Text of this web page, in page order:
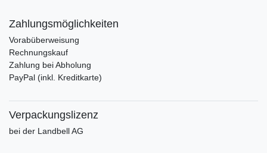
Zahlungsmöglichkeiten
Vorabüberweisung
Rechnungskauf
Zahlung bei Abholung
PayPal (inkl. Kreditkarte)
Verpackungslizenz
bei der Landbell AG